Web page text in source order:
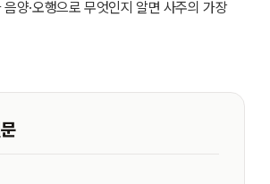
양·오행으로 무엇인지 알면 사주의 가장